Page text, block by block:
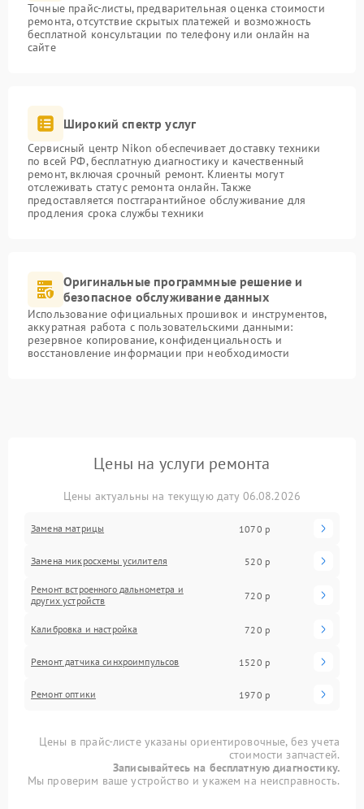
Точные прайс-листы, предварительная оценка стоимости
ремонта, отсутствие скрытых платежей и возможность
бесплатной консультации по телефону или онлайн на
сайте
Широкий спектр услуг
Сервисный центр Nikon обеспечивает доставку техники
по всей РФ, бесплатную диагностику и качественный
ремонт, включая срочный ремонт. Клиенты могут
отслеживать статус ремонта онлайн. Также
предоставляется постгарантийное обслуживание для
продления срока службы техники
Оригинальные программные решение и
безопасное обслуживание данных
Использование официальных прошивок и инструментов,
аккуратная работа с пользовательскими данными:
резервное копирование, конфиденциальность и
восстановление информации при необходимости
Цены на услуги ремонта
Цены актуальны на текущую дату 06.08.2026
Замена матрицы 1070 р
Замена микросхемы усилителя 520 р
Ремонт встроенного дальнометра и
других устройств
720 р
Калибровка и настройка 720 р
Ремонт датчика синхроимпульсов 1520 р
Ремонт оптики 1970 р
Цены в прайс-листе указаны ориентировочные, без учета
стоимости запчастей.
Записывайтесь на бесплатную диагностику.
Мы проверим ваше устройство и укажем на неисправность.